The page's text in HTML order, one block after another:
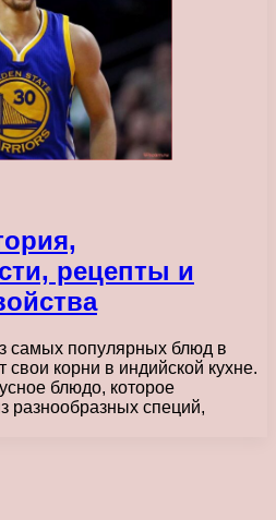
рецепты и
самых популярных блюд в
свои корни в индийской кухне.
блюдо, которое
разнообразных специй,